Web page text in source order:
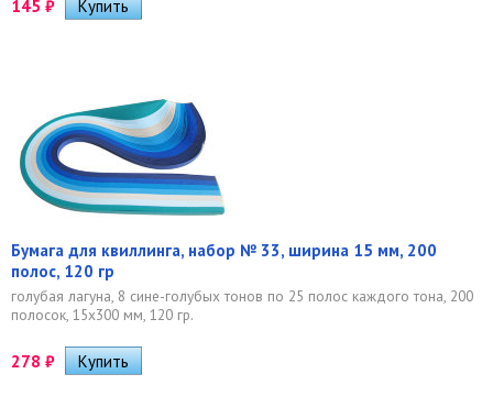
145 ₽
Бумага для квиллинга, набор № 33, ширина 15 мм, 200
полос, 120 гр
голубая лагуна, 8 сине-голубых тонов по 25 полос каждого тона, 200
полосок, 15х300 мм, 120 гр.
278 ₽